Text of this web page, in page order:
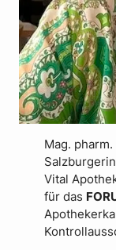
Mag.
Vital
für das